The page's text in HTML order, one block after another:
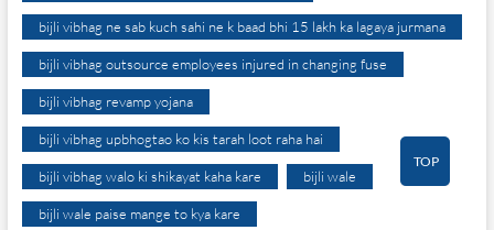
bijli vibhag ne sab kuch sahi ne k baad bhi 15 lakh ka lagaya jurmana
bijli vibhag outsource employees injured in changing fuse
bijli vibhag revamp yojana
bijli vibhag upbhogtao ko kis tarah loot raha hai
bijli vibhag walo ki shikayat kaha kare bijli wale
bijli wale paise mange to kya kare
TOP